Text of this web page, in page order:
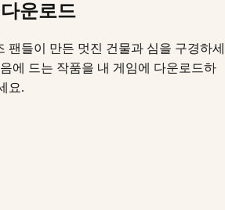
운로드
팬들이 만든 멋진 건물과 심을 구경하세
에 드는 작품을 내 게임에 다운로드하
요.